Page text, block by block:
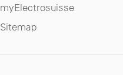
myElectrosuisse
Sitemap